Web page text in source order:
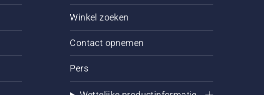
Winkel zoeken
Contact opnemen
Pers